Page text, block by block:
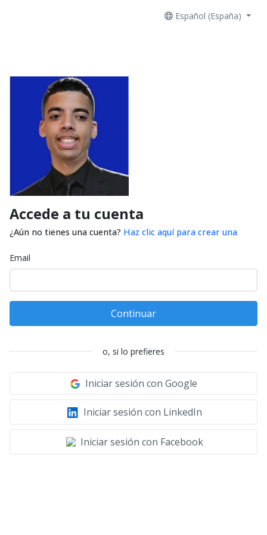
Español (España)
Accede a tu cuenta
¿Aún no tienes una cuenta? Haz clic aquí para crear una
Email
Continuar
o, si lo prefieres
Iniciar sesión con Google
Iniciar sesión con LinkedIn
Iniciar sesión con Facebook